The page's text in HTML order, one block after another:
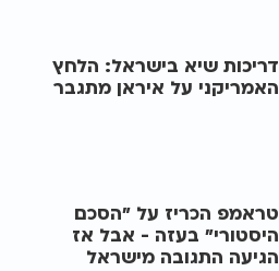
דריכות שיא בישראל: הלחץ
האמריקני על איראן מתגבר
טראמפ הכריז על "הסכם
היסטורי" בעזה - אבל אז
הגיעה התגובה מישראל